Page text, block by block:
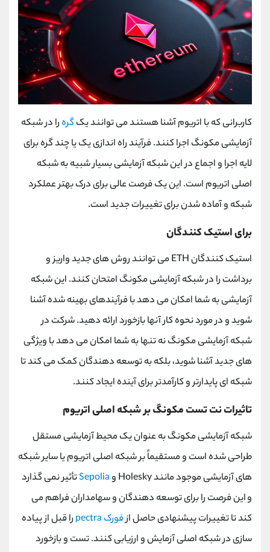
کاربرانی که با اتریوم آشنا هستند می توانند یکگرهرا در شبکه
آزمایشی مکونگ اجرا کنند. فرآیند راه اندازی یک یا چند گره برای
لایه اجرا و اجماع در این شبکه آزمایشی بسیار شبیه به شبکه
اصلی اتریوم است. این یک فرصت عالی برای درک بهتر عملکرد
شبکه و آماده شدن برای تغییرات جدید است.
برای استیک کنندگان
استیک کنندگان ETH می توانند روش های جدید واریز و
برداشت را در شبکه آزمایشی مکونگ امتحان کنند. این شبکه
آزمایشی به شما امکان می دهد با فرآیندهای بهینه شده آشنا
شوید و در مورد نحوه کار آنها بازخورد ارائه دهید. شرکت در
شبکه آزمایشی مکونگ نه تنها به شما امکان می دهد با ویژگی
های جدید آشنا شوید، بلکه به توسعه دهندگان کمک می کند تا
شبکه ای پایدارتر و کارآمدتر برای آینده ایجاد کنند.
تاثیرات نت تست مکونگ بر شبکه اصلی اتریوم
شبکه آزمایشی مکونگ به عنوان یک محیط آزمایشی مستقل
طراحی شده است و مستقیماً بر شبکه اصلی اتریوم یا سایر شبکه
های آزمایشی موجود مانند Holesky و
Sepoliaتأثیر نمی گذارد
و این فرصت را برای توسعه دهندگان و سهامداران فراهم می
کند تا تغییرات پیشنهادی حاصل ازفورک pectra
را قبل از پیاده
سازی در شبکه اصلی آزمایش و ارزیابی کنند. تست و بازخورد